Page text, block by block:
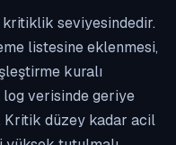
kritiklik seviyesindedir.
listesine eklenmesi,
kuralı
log verisinde geriye
Kritik düzey kadar acil